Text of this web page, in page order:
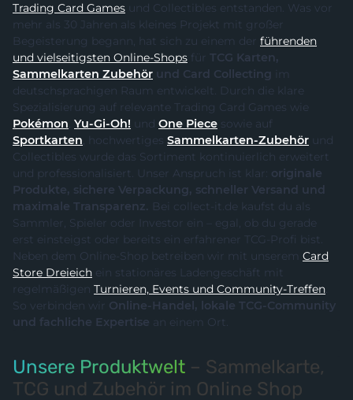
Trading Card Games und Collectibles entstanden. Was vor
mehr als 30 Jahren als kleines Projekt mit großer
Begeisterung begann, hat sich zu einem der führenden
und vielseitigsten Online-Shops für TCG Karten,
Sammelkarten Zubehör und Card Collecting
im
deutschsprachigen Raum entwickelt. Durch die klare
Spezialisierung auf relevante Trading Card Games wie
Pokémon, Yu-Gi-Oh! und One Piece sowie auf
Sportkarten , hochwertiges Sammelkarten-Zubehör
Collectibles wurde das Sortiment kontinuierlich erweitert
und professionalisiert. Unser Anspruch ist klar: originale
Produkte, sichere Verpackung, schneller Versand und
maximale Transparenz. Bei collect-it.de kaufst du als
Sammler, Spieler oder Investor ein – egal, ob du gerade
erst einsteigst oder bereits ein erfahrener TCG-Profi bist.
Neben dem Online-Shop betreiben wir mit unserem Card
Store Dreieich ein stationäres Ladengeschäft mit
regelmäßigen
Turnieren, Events und Community-Treffen.
So verbinden wir Online-Handel, lokale TCG-Community
und fachliche Expertise an einem Ort.
Unsere Produktwelt – Sammelkarte,
TCG und Zubehör im Online Shop